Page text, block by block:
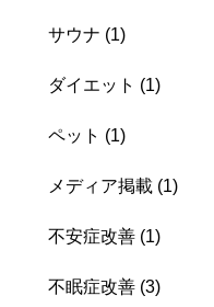
サウナ (1)
ダイエット (1)
ペット (1)
メディア掲載 (1)
不安症改善 (1)
不眠症改善 (3)